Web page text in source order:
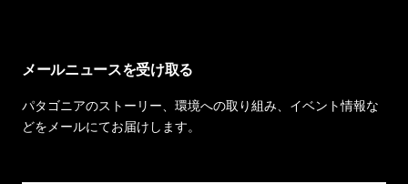
メールニュースを受け取る
パタゴニアのストーリー、環境への取り組み、イベント情報な
どをメールにてお届けします。